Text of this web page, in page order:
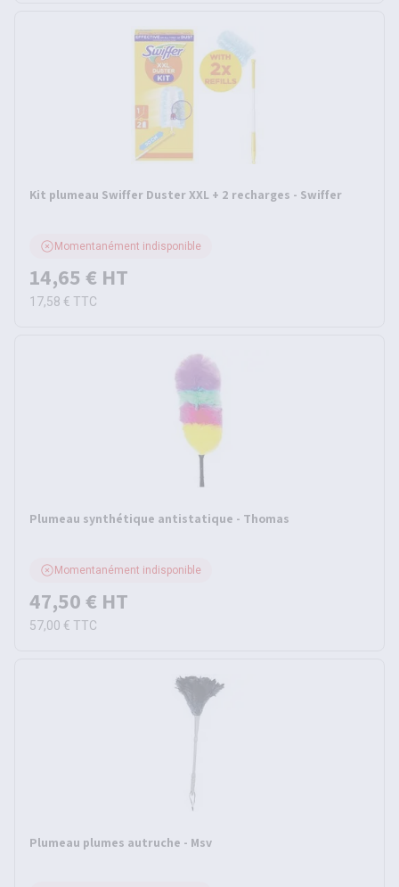
Kit plumeau Swiffer Duster XXL + 2 recharges - Swiffer
Momentanément indisponible
14,65 € HT
17,58 € TTC
Plumeau synthétique antistatique - Thomas
Momentanément indisponible
47,50 € HT
57,00 € TTC
Plumeau plumes autruche - Msv